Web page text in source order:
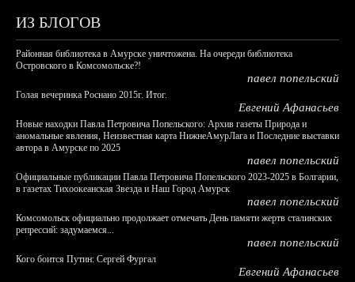
ИЗ БЛОГОВ
Районная библиотека в Амурске уничтожена. На очереди библиотека
Островского в Комсомольске?!
павел попельский
Голая вечеринка Роснано 2015г. Итог.
Евгений Афанасьев
Новые находки Павла Петровича Попельского: Архив газеты Природа и
аномальные явления, Неизвестная карта НижнеАмурЛага и Последние выставки
автора в Амурске по 2025
павел попельский
Официальные публикации Павла Петровича Попельского 2023-2025 в Болгарии,
в газетах Тихоокеанская Звезда и Наш Город Амурск
павел попельский
Комсомольск официально продолжает отмечать День памяти жертв сталинских
репрессий: задумаемся...
павел попельский
Кого боится Путин: Сергей Фургал
Евгений Афанасьев